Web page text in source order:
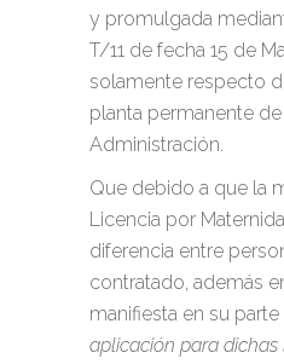
y promulgada
T/11 de fecha 15 de
solamente respecto
planta permanente
Administración.
Que debido a que la
Licencia por
diferencia entre
contratado, además
manifiesta en su
aplicación para dichas